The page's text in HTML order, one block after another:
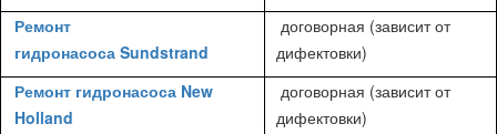
Ремонт
гидронасоса Sundstrand
договорная (зависит от
дифектовки)
Ремонт гидронасоса New
Holland
договорная (зависит от
дифектовки)